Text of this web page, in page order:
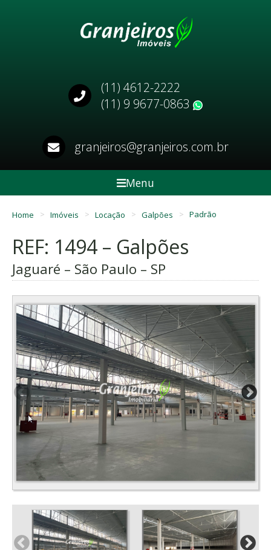
(11) 4612-2222
(11) 9 9677-0863
granjeiros@granjeiros.com.br
Menu
Home Imóveis Locação Galpões Padrão
REF: 1494 – Galpões
Jaguaré – São Paulo – SP